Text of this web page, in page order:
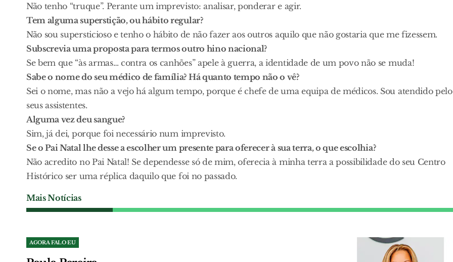
Não tenho “truque”. Perante um imprevisto: analisar, ponderar e agir.
Tem alguma superstição, ou hábito regular?
Não sou supersticioso e tenho o hábito de não fazer aos outros aquilo que não gostaria que me fizessem.
Subscrevia uma proposta para termos outro hino nacional?
Se bem que “às armas… contra os canhões” apele à guerra, a identidade de um povo não se muda!
Sabe o nome do seu médico de família? Há quanto tempo não o vê?
Sei o nome, mas não a vejo há algum tempo, porque é chefe de uma equipa de médicos. Sou atendido
seus assistentes.
Alguma vez deu sangue?
Sim, já dei, porque foi necessário num imprevisto.
Se o Pai Natal lhe desse a escolher um presente para oferecer à sua terra, o que escolhia?
Não acredito no Pai Natal! Se dependesse só de mim, oferecia à minha terra a possibilidade do seu Centro
Histórico ser uma réplica daquilo que foi no passado.
Mais Notícias
AGORA FALO EU